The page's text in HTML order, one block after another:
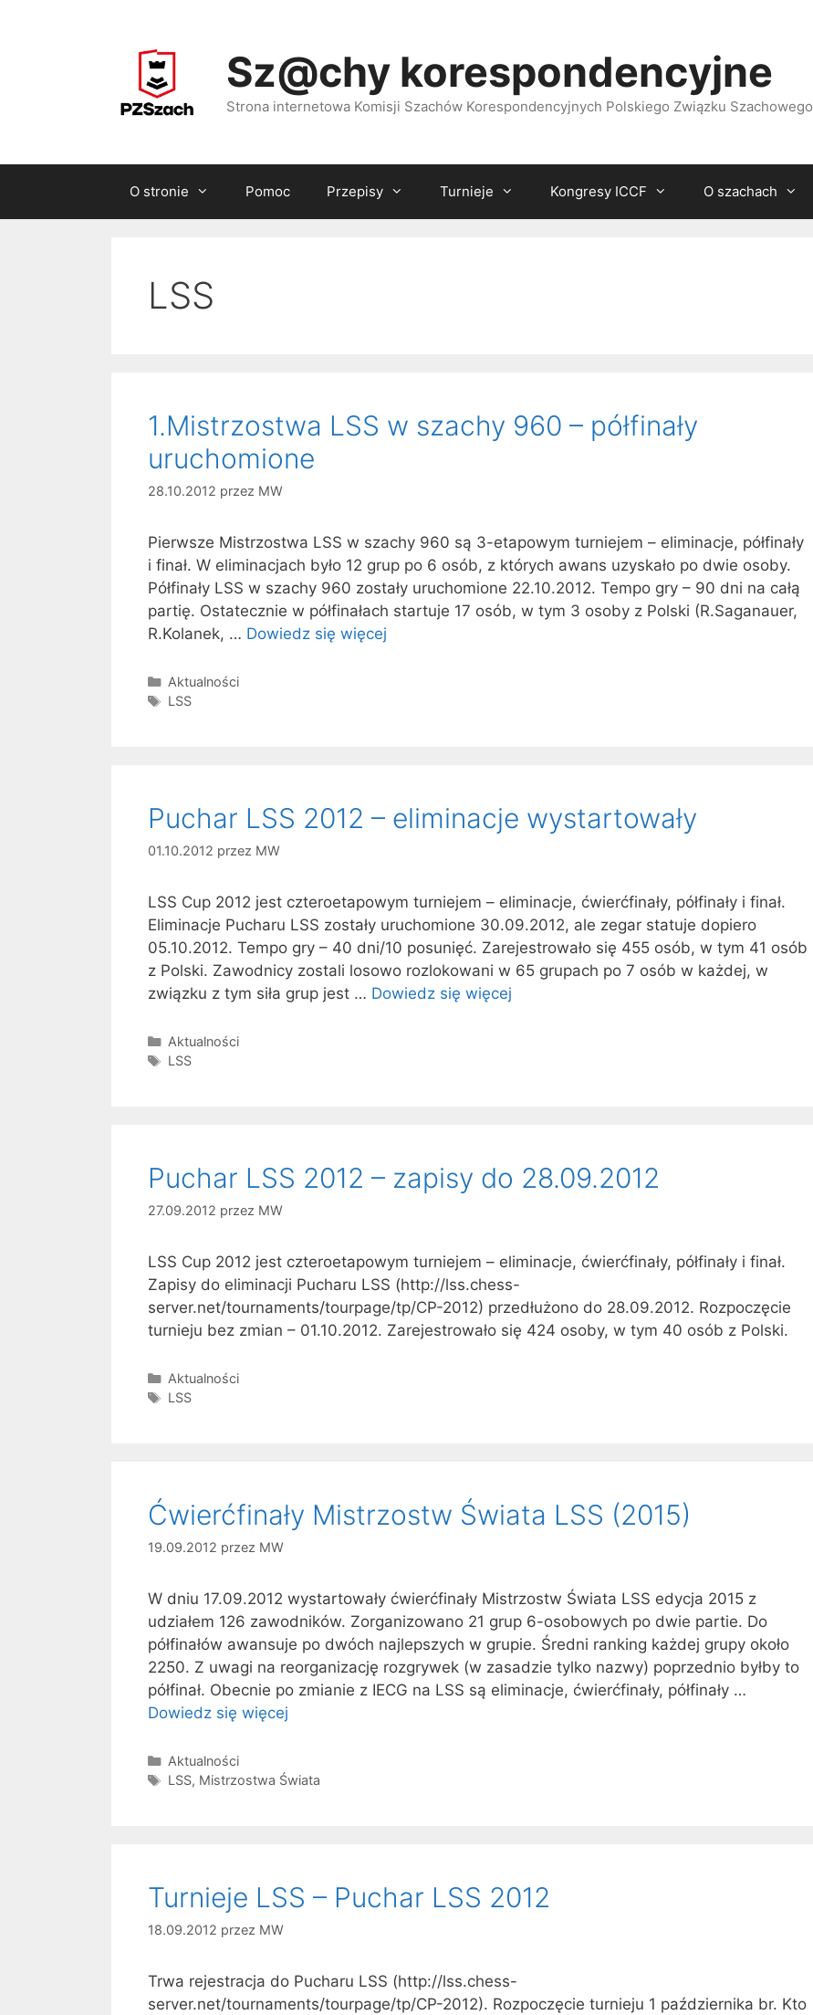
Sz@chy korespondencyjne
Strona internetowa Komisji Szachów Korespondencyjnych Polskiego Związku Szachowego
O stronie Pomoc Przepisy Turnieje Kongresy ICCF O szachach
LSS
1.Mistrzostwa LSS w szachy 960 – półfinały
uruchomione
28.10.2012 przez MW
Pierwsze Mistrzostwa LSS w szachy 960 są 3-etapowym turniejem – eliminacje, półfinały
i finał. W eliminacjach było 12 grup po 6 osób, z których awans uzyskało po dwie osoby.
Półfinały LSS w szachy 960 zostały uruchomione 22.10.2012. Tempo gry – 90 dni na całą
partię. Ostatecznie w półfinałach startuje 17 osób, w tym 3 osoby z Polski (R.Saganauer,
R.Kolanek, … Dowiedz się więcej
Kategorie
Aktualności
Tagi
LSS
Puchar LSS 2012 – eliminacje wystartowały
01.10.2012 przez MW
LSS Cup 2012 jest czteroetapowym turniejem – eliminacje, ćwierćfinały, półfinały i finał.
Eliminacje Pucharu LSS zostały uruchomione 30.09.2012, ale zegar statuje dopiero
05.10.2012. Tempo gry – 40 dni/10 posunięć. Zarejestrowało się 455 osób, w tym 41 osób
z Polski. Zawodnicy zostali losowo rozlokowani w 65 grupach po 7 osób w każdej, w
związku z tym siła grup jest … Dowiedz się więcej
Kategorie
Aktualności
Tagi
LSS
Puchar LSS 2012 – zapisy do 28.09.2012
27.09.2012 przez MW
LSS Cup 2012 jest czteroetapowym turniejem – eliminacje, ćwierćfinały, półfinały i finał.
Zapisy do eliminacji Pucharu LSS (http://lss.chess-
server.net/tournaments/tourpage/tp/CP-2012) przedłużono do 28.09.2012. Rozpoczęcie
turnieju bez zmian – 01.10.2012. Zarejestrowało się 424 osoby, w tym 40 osób z Polski.
Kategorie
Aktualności
Tagi
LSS
Ćwierćfinały Mistrzostw Świata LSS (2015)
19.09.2012 przez MW
W dniu 17.09.2012 wystartowały ćwierćfinały Mistrzostw Świata LSS edycja 2015 z
udziałem 126 zawodników. Zorganizowano 21 grup 6-osobowych po dwie partie. Do
półfinałów awansuje po dwóch najlepszych w grupie. Średni ranking każdej grupy około
2250. Z uwagi na reorganizację rozgrywek (w zasadzie tylko nazwy) poprzednio byłby to
półfinał. Obecnie po zmianie z IECG na LSS są eliminacje, ćwierćfinały, półfinały …
Dowiedz się więcej
Kategorie
Aktualności
Tagi
LSS, Mistrzostwa Świata
Turnieje LSS – Puchar LSS 2012
18.09.2012 przez MW
Trwa rejestracja do Pucharu LSS (http://lss.chess-
server.net/tournaments/tourpage/tp/CP-2012). Rozpoczęcie turnieju 1 października br. Kto